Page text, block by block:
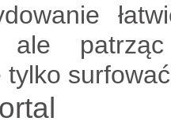
ale